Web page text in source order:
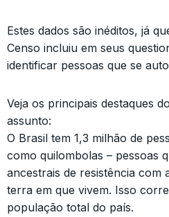
Estes dados são inéditos, já
Censo incluiu em seus
identificar pessoas que se
Veja os principais destaques
assunto:
O Brasil tem 1,3 milhão de
como quilombolas – pessoas
ancestrais de resistência com
terra em que vivem. Isso
população total do país.